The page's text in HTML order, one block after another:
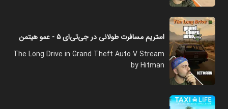
استریم مسافرت طولانی در جی‌تی‌ای ۵ - عمو هیتمن
The Long Drive in Grand Theft Auto V Stream
by Hitman